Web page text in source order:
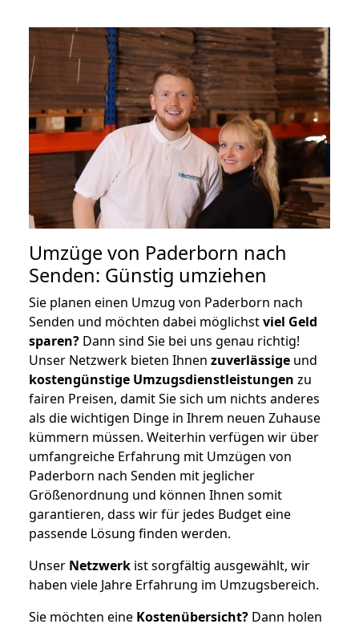
Umzüge von Paderborn nach
Senden: Günstig umziehen
Sie planen einen Umzug von Paderborn nach
Senden und möchten dabei möglichstviel Geld
sparen? Dann sind Sie bei uns genau richtig!
Unser Netzwerk bieten Ihnen zuverlässige und
kostengünstige Umzugsdienstleistungen zu
fairen Preisen, damit Sie sich um nichts anderes
als die wichtigen Dinge in Ihrem neuen Zuhause
kümmern müssen. Weiterhin verfügen wir über
umfangreiche Erfahrung mit Umzügen von
Paderborn nach Senden mit jeglicher
Größenordnung und können Ihnen somit
garantieren, dass wir für jedes Budget eine
passende Lösung finden werden.
Unser Netzwerk ist sorgfältig ausgewählt, wir
haben viele Jahre Erfahrung im Umzugsbereich.
Sie möchten eine Kostenübersicht? Dann holen